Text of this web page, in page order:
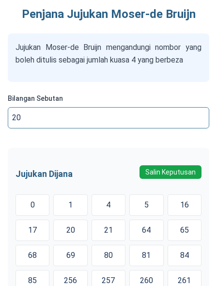
Penjana Jujukan Moser-de Bruijn
Jujukan Moser-de Bruijn mengandungi nombor yang
boleh ditulis sebagai jumlah kuasa 4 yang berbeza
Bilangan Sebutan
Jujukan Dijana Salin Keputusan
0 1 4 5 16
17 20 21 64 65
68 69 80 81 84
85 256 257 260 261